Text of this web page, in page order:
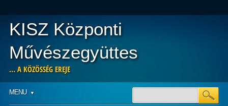
KISZ Központi
Művészegyüttes
… A KÖZÖSSÉG EREJE
Main menu
MENU